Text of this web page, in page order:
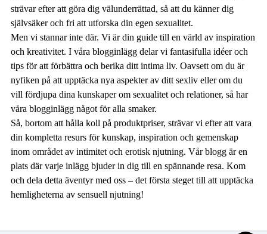
strävar efter att göra dig välunderrättad, så att du känner dig
självsäker och fri att utforska din egen sexualitet.
Men vi stannar inte där. Vi är din guide till en värld av inspiration
och kreativitet. I våra blogginlägg delar vi fantasifulla idéer och
tips för att förbättra och berika ditt intima liv. Oavsett om du är
nyfiken på att upptäcka nya aspekter av ditt sexliv eller om du
vill fördjupa dina kunskaper om sexualitet och relationer, så har
våra blogginlägg något för alla smaker.
Så, bortom att hålla koll på produktpriser, strävar vi efter att vara
din kompletta resurs för kunskap, inspiration och gemenskap
inom området av intimitet och erotisk njutning. Vår blogg är en
plats där varje inlägg bjuder in dig till en spännande resa. Kom
och dela detta äventyr med oss – det första steget till att upptäcka
hemligheterna av sensuell njutning!